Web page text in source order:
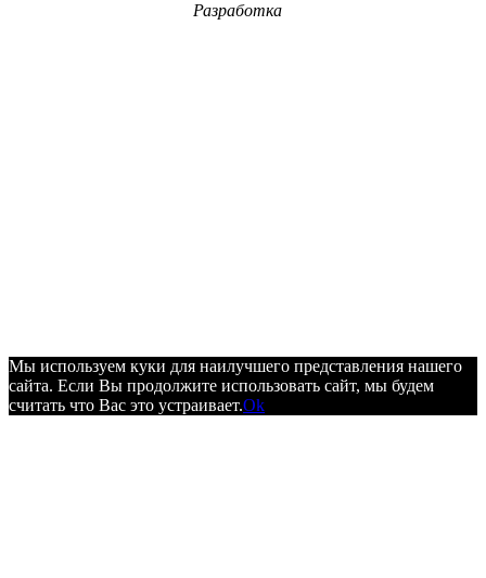
Разработка
Мы используем куки для наилучшего представления нашего
сайта. Если Вы продолжите использовать сайт, мы будем
считать что Вас это устраивает.Ok